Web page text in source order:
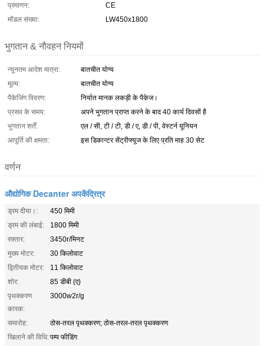
प्रमाणन:
CE
मॉडल संख्या:
LW450x1800
भुगतान & नौवहन नियमों
न्यूनतम आदेश मात्रा:
बातचीत योग्य
मूल्य:
बातचीत योग्य
पैकेजिंग विवरण:
निर्यात मानक लकड़ी के पैकेज।
प्रसव के समय:
अपने भुगतान प्राप्त करने के बाद 40 कार्य दिवसों है
भुगतान शर्तें:
एल / सी, टी / टी, डी / ए, डी / पी, वेस्टर्न यूनियन
आपूर्ति की क्षमता:
इस डिकान्टर सेंट्रीफ्यूज के लिए प्रति माह 30 सेट
वर्णन
औद्योगिक Decanter अपकेंद्रित्र
ड्रम दीया।:
450 मिमी
ड्रम की लंबाई:
1800 मिमी
रफ़्तार:
3450r/मिनट
मुख्य मोटर:
30 किलोवाट
द्वितीयक मोटर:
11 किलोवाट
शोर:
85 डीबी (ए)
पृथक्करण
कारक:
3000w2r/g
समारोह:
ठोस-तरल पृथक्करण; ठोस-तरल-तरल पृथक्करण
खिलाने की विधि:पम्प फीडिंग